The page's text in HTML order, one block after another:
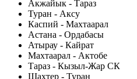
Акжайык - Тараз
Туран - Аксу
Каспий - Махтаарал
Астана - Ордабасы
Атырау - Кайрат
Махтаарал - Актобе
Тараз - Кызыл-Жар СК
Шахтер - Туран